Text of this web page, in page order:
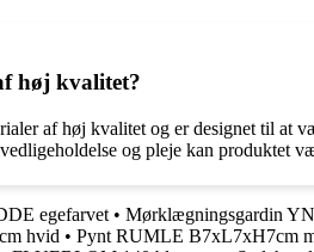
høj kvalitet?
af høj kvalitet og er designet til
og pleje kan produktet
egefarvet • Mørklægningsgardin
hvid • Pynt RUMLE B7xL7xH7cm